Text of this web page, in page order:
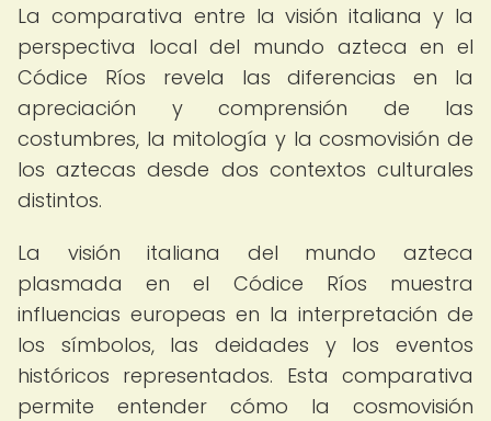
La comparativa entre la visión italiana y la
perspectiva local del mundo azteca en el
Códice Ríos revela las diferencias en la
apreciación y comprensión de las
costumbres, la mitología y la cosmovisión de
los aztecas desde dos contextos culturales
distintos.
La visión italiana del mundo azteca
plasmada en el Códice Ríos muestra
influencias europeas en la interpretación de
los símbolos, las deidades y los eventos
históricos representados. Esta comparativa
permite entender cómo la cosmovisión